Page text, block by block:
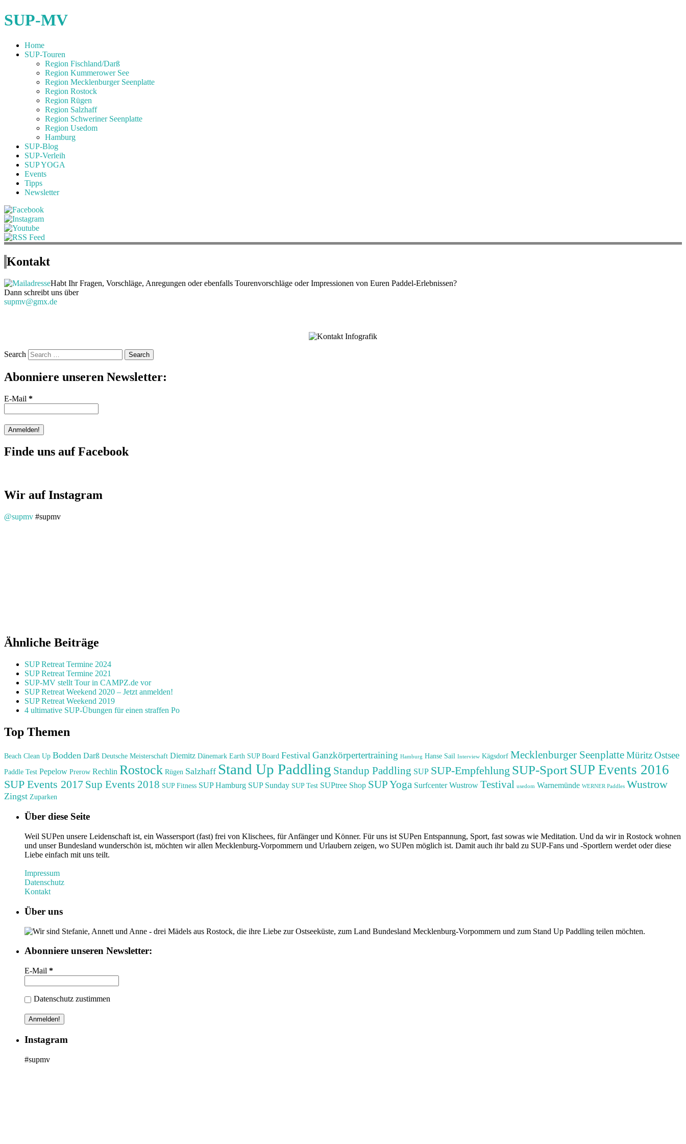
SUP-MV
Home
SUP-Touren
Region Fischland/Darß
Region Kummerower See
Region Mecklenburger Seenplatte
Region Rostock
Region Rügen
Region Salzhaff
Region Schweriner Seenplatte
Region Usedom
Hamburg
SUP-Blog
SUP-Verleih
SUP YOGA
Events
Tipps
Newsletter
Kontakt
Habt Ihr Fragen, Vorschläge, Anregungen oder ebenfalls Tourenvorschläge oder Impressionen von Euren Paddel-Erlebnissen?
Dann schreibt uns über
supmv@gmx.de
Search
Abonniere unseren Newsletter:
E-Mail *
Finde uns auf Facebook
Wir auf Instagram
@supmv #supmv
Ähnliche Beiträge
SUP Retreat Termine 2024
SUP Retreat Termine 2021
SUP-MV stellt Tour in CAMPZ.de vor
SUP Retreat Weekend 2020 – Jetzt anmelden!
SUP Retreat Weekend 2019
4 ultimative SUP-Übungen für einen straffen Po
Top Themen
Beach Clean Up Bodden Darß Deutsche Meisterschaft Diemitz Dänemark Earth SUP Board Festival Ganzkörpertertraining Hamburg Hanse Sail Interview Kägsdorf Mecklenburger SeenplatteMüritzOstsee
Paddle Test Pepelow Prerow Rechlin Rostock Rügen Salzhaff Stand Up Paddling Standup Paddling SUP SUP-Empfehlung SUP-SportSUP Events 2016
SUP Events 2017 Sup Events 2018 SUP Fitness SUP Hamburg SUP Sunday SUP Test SUPtree Shop SUP Yoga Surfcenter Wustrow Testival usedom Warnemünde WERNER Paddles Wustrow
Zingst Zuparken
Über diese Seite
Weil SUPen unsere Leidenschaft ist, ein Wassersport (fast) frei von Klischees, für Anfänger und Könner. Für uns ist SUPen Entspannung, Sport, fast sowas wie Meditation. Und da wir in Rostock wohnen
und unser Bundesland wunderschön ist, möchten wir allen Mecklenburg-Vorpommern und Urlaubern zeigen, wo SUPen möglich ist. Damit auch ihr bald zu SUP-Fans und -Sportlern werdet oder diese
Liebe einfach mit uns teilt.
Impressum
Datenschutz
Kontakt
Über uns
Wir sind Stefanie, Annett und Anne - drei Mädels aus Rostock, die ihre Liebe zur Ostseeküste, zum Land Bundesland Mecklenburg-Vorpommern und zum Stand Up Paddling teilen möchten.
Abonniere unseren Newsletter:
E-Mail *
Datenschutz zustimmen
Instagram
#supmv